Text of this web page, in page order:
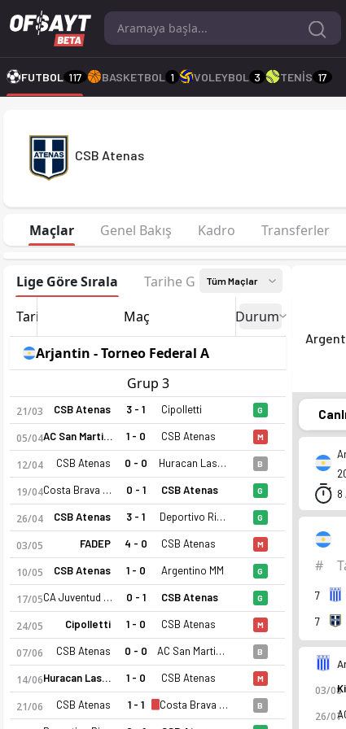
CSB Atenas 2026 sezonu | Torneo Federal A Grup 3'de
FUTBOL 117 BASKETBOL 1 VOLEYBOL 3 TENİS 17
CSB Atenas
Maçlar Genel Bakış Kadro Transferler
Lige Göre Sırala Tarihe Göre Sırala
Tüm Maçlar
Tarih Maç Durum
Arjantin - Torneo Federal A
Grup 3
21/03 CSB Atenas 3 - 1 Cipolletti G
05/04 AC San Martin de Mendoza 1 - 0 CSB Atenas M
12/04 CSB Atenas 0 - 0 Huracan Las Heras B
19/04 Costa Brava de General Pico 0 - 1 CSB Atenas G
26/04 CSB Atenas 3 - 1 Deportivo Rincon G
03/05 FADEP 4 - 0 CSB Atenas M
10/05 CSB Atenas 1 - 0 Argentino MM G
17/05 CA Juventud Unida Universitario San Luis 0 - 1 CSB Atenas G
24/05 Cipolletti 1 - 0 CSB Atenas M
07/06 CSB Atenas 0 - 0 AC San Martin de Mendoza B
14/06 Huracan Las Heras 1 - 0 CSB Atenas M
21/06 CSB Atenas 1 - 1 Costa Brava de General Pico B
8
#
7
7
03/08
26/07